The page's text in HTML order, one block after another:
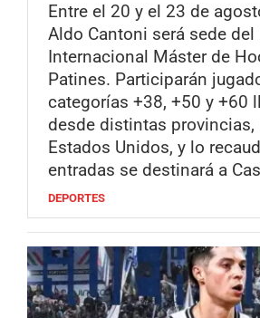
Entre el 20 y el 23 de
Aldo Cantoni será sede del
Internacional Máster de
Patines. Participarán
categorías +38, +50 y +60
desde distintas provincias,
Estados Unidos, y lo
entradas se destinará a
DEPORTES